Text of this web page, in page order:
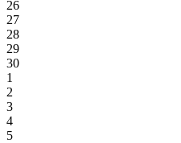
26
27
28
29
30
1
2
3
4
5